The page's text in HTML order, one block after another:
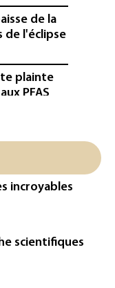
de la
l'éclipse
plainte
PFAS
la
la
incroyables
scientifiques